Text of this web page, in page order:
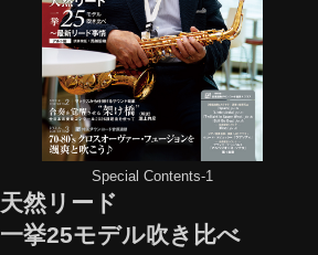
Special Contents-1
天然リード
一挙25モデル吹き比べ